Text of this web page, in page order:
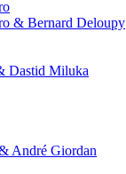
& Bernard Deloupy
Dastid Miluka
André Giordan